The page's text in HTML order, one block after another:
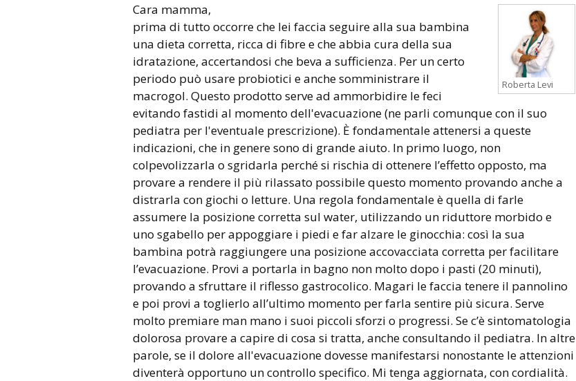
Roberta Levi
Cara mamma,
prima di tutto occorre che lei faccia seguire alla sua bambina
una dieta corretta, ricca di fibre e che abbia cura della sua
idratazione, accertandosi che beva a sufficienza. Per un certo
periodo può usare probiotici e anche somministrare il
macrogol. Questo prodotto serve ad ammorbidire le feci
evitando fastidi al momento dell'evacuazione (ne parli comunque con il suo
pediatra per l'eventuale prescrizione). È fondamentale attenersi a queste
indicazioni, che in genere sono di grande aiuto. In primo luogo, non
colpevolizzarla o sgridarla perché si rischia di ottenere l’effetto opposto, ma
provare a rendere il più rilassato possibile questo momento provando anche a
distrarla con giochi o letture. Una regola fondamentale è quella di farle
assumere la posizione corretta sul water, utilizzando un riduttore morbido e
uno sgabello per appoggiare i piedi e far alzare le ginocchia: così la sua
bambina potrà raggiungere una posizione accovacciata corretta per facilitare
l’evacuazione. Provi a portarla in bagno non molto dopo i pasti (20 minuti),
provando a sfruttare il riflesso gastrocolico. Magari le faccia tenere il pannolino
e poi provi a toglierlo all’ultimo momento per farla sentire più sicura. Serve
molto premiare man mano i suoi piccoli sforzi o progressi. Se c’è sintomatologia
dolorosa provare a capire di cosa si tratta, anche consultando il pediatra. In altre
parole, se il dolore all'evacuazione dovesse manifestarsi nonostante le attenzioni
diventerà opportuno un controllo specifico. Mi tenga aggiornata, con cordialità.